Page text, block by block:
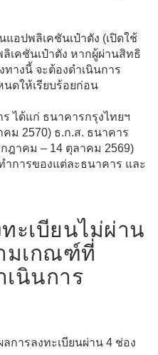
อปพลิเคชันเป๋าตัง (เปิดใช้
เคชันเป๋าตัง หากผู้ผ่านสิทธิ
างนี้ จะต้องดำเนินการ
ดให้เรียบร้อยก่อน
ได้แก่ ธนาคารกรุงไทยฯ
ม 2570) ธ.ก.ส. ธนาคาร
ฎาคม – 14 ตุลาคม 2569)
ำการของแต่ละธนาคาร และ
ะเบียนไม่ผ่าน
มเกณฑ์ที่
นินการ
การลงทะเบียนผ่าน 4 ช่อง